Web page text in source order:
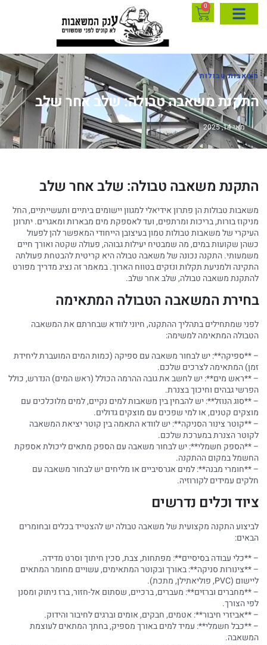
0
משאבות טבולות
התקנת משאבה טבולה: שלב אחר שלב
מאי 14, 2025
התקנת משאבה טבולה: שלב אחר שלב
משאבות טבולות הן פתרון אידיאלי למגוון יישומים ביתיים ותעשייתיים, החל
מניקוז בורות, בריכות ומרתפים, ועד לאספקת מים מבארות ומאגרים. יתרונן
העיקרי של משאבות טבולות טמון בעיצובן הייחודי המאפשר להן לפעול
כשהן שקועות במים, מה שמבטיח יעילות גבוהה, פעולה שקטה ואורך חיים
משמעותי. התקנה נכונה של משאבה טבולה היא קריטית להבטחת פעולתה
התקינה ולמניעת תקלות ונזקים בטווח הארוך. במאמר זה נציג מדריך מפורט
להתקנת משאבה טבולה, שלב אחר שלב.
בחירת המשאבה הטבולה המתאימה
לפני שמתחילים בתהליך ההתקנה, חיוני לוודא שבחרתם את המשאבה
הטבולה המתאימה למשימה:
– **ספיקה**: יש לבחור משאבה עם ספיקה (כמות המים המועברת ליחידת
זמן) המתאימה לצרכים שלכם.
– **ראש מים**: יש לחשב את גובה ההרמה הכולל (ראש המים) הנדרש, כולל
הפרשי גבהים וחיכוך בצנרת.
– **סוג הנוזל**: יש להבחין בין משאבות למים נקיים, למים מלוכלכים עם
מוצקים קטנים, או למי שפכים עם מוצקים גדולים.
– **קוטר צינור הסניקה**: יש לוודא התאמה בין קוטר יציאת המשאבה
לקוטר הצנרת במערכת שלכם.
– **הספק חשמלי**: יש לבחור משאבה עם הספק מתאים ליכולת אספקת
החשמל במקום ההתקנה.
– **חומרי מבנה**: למים אגרסיביים או מליחים יש לבחור משאבה עם
חלקים עמידים לקורוזיה.
ציוד וכלים נדרשים
לביצוע התקנה מקצועית של משאבה טבולה יש להצטייד בכלים ובחומרים
הבאים:
– **כלי עבודה בסיסיים**: מפתחות, צבת, סכין חיתוך וסרט מדידה.
– **צינורות סניקה**: באורך ובקוטר המתאימים, עשויים מחומר המתאים
ליישום (PVC, פוליאתילן, מתכת).
– **מחברים וברזים**: מעברים, ברכיים, שסתום אל-חזור, ברז ניתוק ומסנן
לפי הצורך.
– **אביזרי חיבור**: אטמים, חבקים, אומים וברגים לחיבור והידוק.
– **כבל חשמלי**: עמיד למים באורך מספיק, בחתך המתאים לעוצמת
המשאבה.